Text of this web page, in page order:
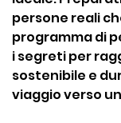
persone reali
programma di
i segreti per
sostenibile e
viaggio verso